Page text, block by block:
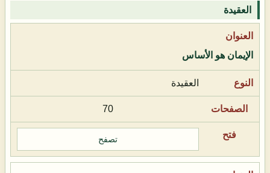
العقيدة
الإيمان هو الأساس
العقيدة
70
تصفح